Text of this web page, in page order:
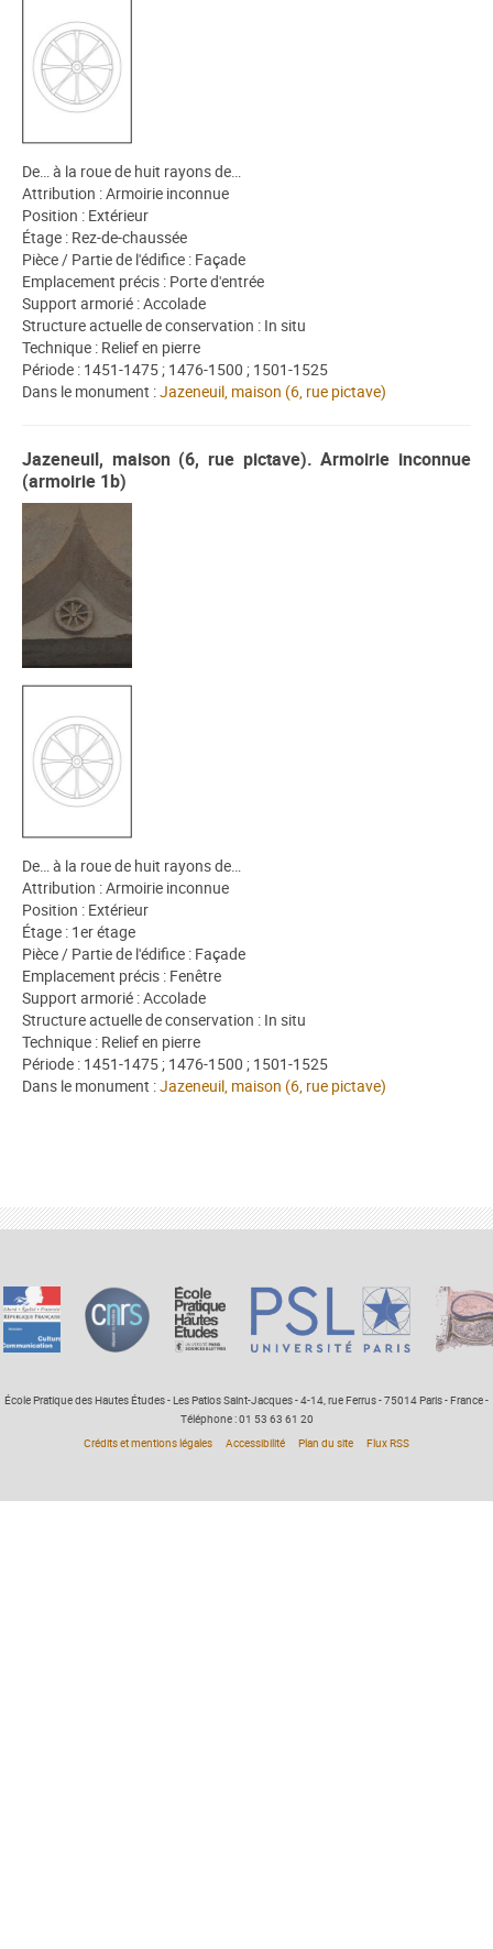
De… à la roue de huit rayons de…
Attribution : Armoirie inconnue
Position : Extérieur
Étage : Rez-de-chaussée
Pièce / Partie de l'édifice : Façade
Emplacement précis : Porte d'entrée
Support armorié : Accolade
Structure actuelle de conservation : In situ
Technique : Relief en pierre
Période : 1451-1475 ; 1476-1500 ; 1501-1525
Dans le monument :Jazeneuil, maison (6, rue pictave)
Jazeneuil, maison (6, rue pictave). Armoirie inconnue
(armoirie 1b)
De… à la roue de huit rayons de…
Attribution : Armoirie inconnue
Position : Extérieur
Étage : 1er étage
Pièce / Partie de l'édifice : Façade
Emplacement précis : Fenêtre
Support armorié : Accolade
Structure actuelle de conservation : In situ
Technique : Relief en pierre
Période : 1451-1475 ; 1476-1500 ; 1501-1525
Dans le monument :Jazeneuil, maison (6, rue pictave)
École Pratique des Hautes Études - Les Patios Saint-Jacques - 4-14, rue Ferrus - 75014 Paris - France -
Téléphone : 01 53 63 61 20
Crédits et mentions légales
Accessibilité Plan du site Flux RSS